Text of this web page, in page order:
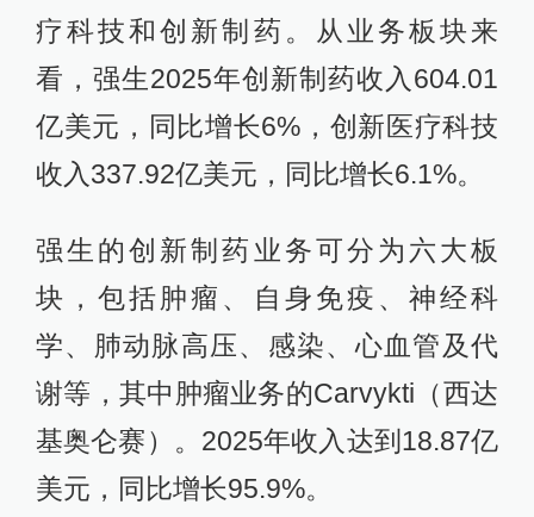
疗科技和创新制药。从业务板块来
看，强生2025年创新制药收入604.01
亿美元，同比增长6%，创新医疗科技
收入337.92亿美元，同比增长6.1%。
强生的创新制药业务可分为六大板
块，包括肿瘤、自身免疫、神经科
学、肺动脉高压、感染、心血管及代
谢等，其中肿瘤业务的Carvykti（西达
基奥仑赛）。2025年收入达到18.87亿
美元，同比增长95.9%。